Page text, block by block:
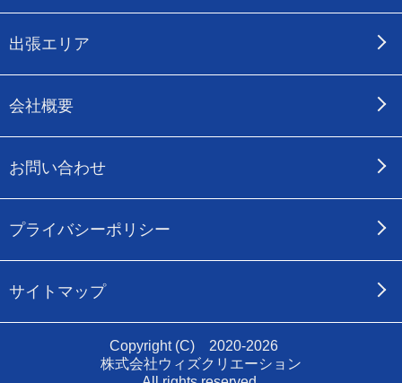
出張エリア
会社概要
お問い合わせ
プライバシーポリシー
サイトマップ
Copyright (C) 2020-2026
株式会社ウィズクリエーション